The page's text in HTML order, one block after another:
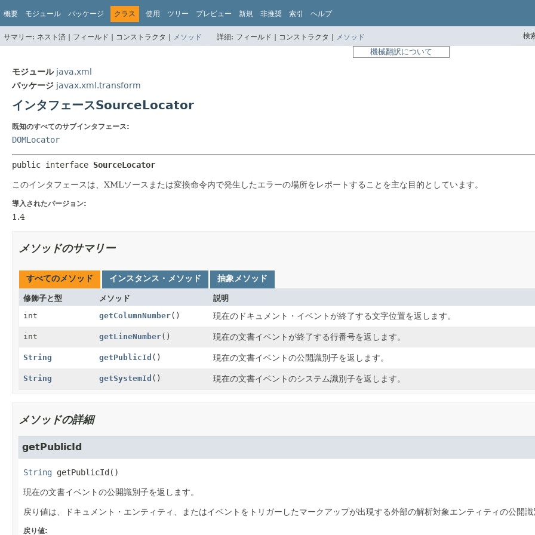
概要 モジュール パッケージ クラス 使用 ツリー プレビュー 新規 非推奨 索引 ヘルプ
サマリー: ネスト済 | フィールド | コンストラクタ | メソッド 詳細: フィールド | コンストラクタ | メソッド 検
機械翻訳について
モジュール java.xml
パッケージ javax.xml.transform
インタフェースSourceLocator
既知のすべてのサブインタフェース:
DOMLocator
public interface SourceLocator
このインタフェースは、XMLソースまたは変換命令内で発生したエラーの場所をレポートすることを主な目的としています。
導入されたバージョン:
1.4
メソッドのサマリー
すべてのメソッド インスタンス・メソッド 抽象メソッド
修飾子と型 メソッド
説明
int
getColumnNumber() 現在のドキュメント・イベントが終了する文字位置を返します。
int getLineNumber() 現在の文書イベントが終了する行番号を返します。
String getPublicId () 現在の文書イベントの公開識別子を返します。
String getSystemId () 現在の文書イベントのシステム識別子を返します。
メソッドの詳細
getPublicId
String getPublicId()
現在の文書イベントの公開識別子を返します。
戻り値は、ドキュメント・エンティティ、またはイベントをトリガーしたマークアップが出現する外部の解析対象エンティティの公開識
戻り値: